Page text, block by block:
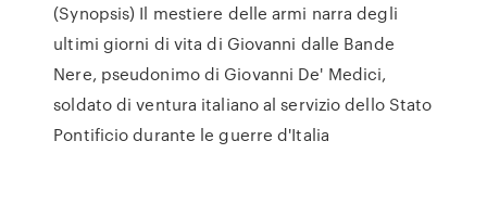
(Synopsis) Il mestiere delle armi narra degli
ultimi giorni di vita di Giovanni dalle Bande
Nere, pseudonimo di Giovanni De' Medici,
soldato di ventura italiano al servizio dello Stato
Pontificio durante le guerre d'Italia